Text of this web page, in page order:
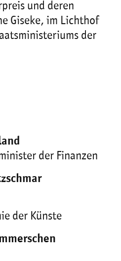
und deren
Giseke, im Lichthof
der
der Finanzen
der Künste